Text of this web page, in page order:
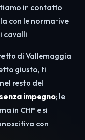
in contatto
con le normative
cavalli.
di Vallemaggia
giusto, ti
resto del
impegno; le
in CHF e si
con